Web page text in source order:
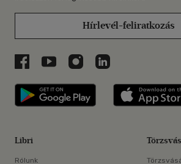
Hírlevél-feliratkozás
Libri a Facebookon
Libri a Youtube-on
Libri az Instagramon
Libri a
Libri applikáció
Libri
Rólunk